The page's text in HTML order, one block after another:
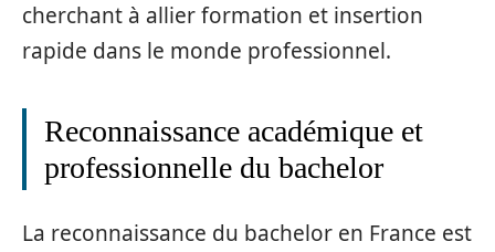
cherchant à allier formation et insertion
rapide dans le monde professionnel.
Reconnaissance académique et
professionnelle du bachelor
La reconnaissance du bachelor en France est